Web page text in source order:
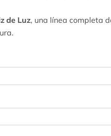
de Luz, una línea completa